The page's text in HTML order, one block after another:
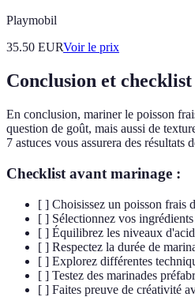
Playmobil
35.50 EURVoir le prix
Conclusion et checklist
En conclusion, mariner le poisson
question de goût, mais aussi de
7 astuces vous assurera des résultats
Checklist avant marinage :
[ ] Choisissez un poisson frais
[ ] Sélectionnez vos
[ ] Équilibrez les niveaux
[ ] Respectez la durée de
[ ] Explorez différentes
[ ] Testez des marinades
[ ] Faites preuve de créativité